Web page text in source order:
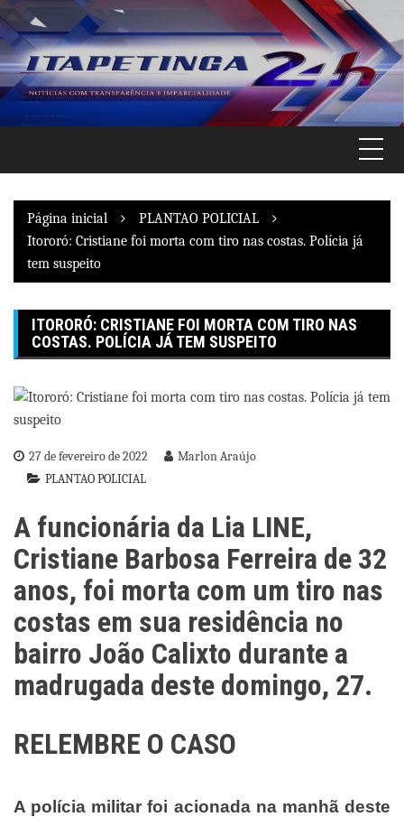
Pular
para
o
conteúdo
Página inicial
PLANTAO POLICIAL
Itororó: Cristiane foi morta com tiro nas costas. Polícia já
tem suspeito
ITORORÓ: CRISTIANE FOI MORTA COM TIRO NAS
COSTAS. POLÍCIA JÁ TEM SUSPEITO
27 de fevereiro de 2022
Marlon Araújo
PLANTAO POLICIAL
A funcionária da Lia LINE,
Cristiane Barbosa Ferreira de 32
anos, foi morta com um tiro nas
costas em sua residência no
bairro João Calixto durante a
madrugada deste domingo, 27.
RELEMBRE O CASO
A polícia militar foi acionada na manhã deste